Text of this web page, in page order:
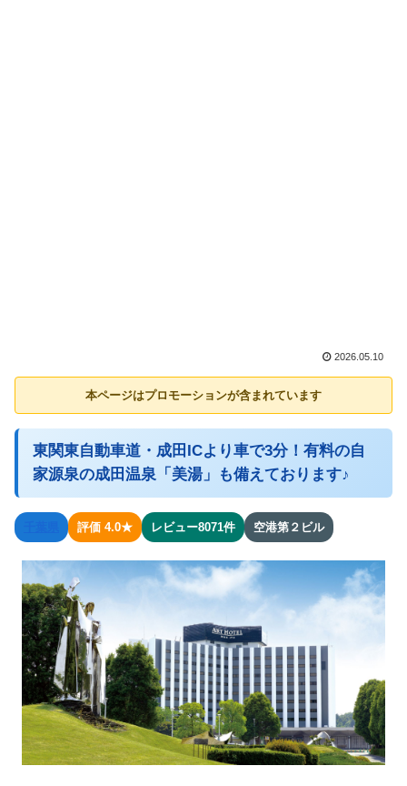
2026.05.10
本ページはプロモーションが含まれています
東関東自動車道・成田ICより車で3分！有料の自
家源泉の成田温泉「美湯」も備えております♪
評価 4.0★ レビュー8071件 空港第２ビル